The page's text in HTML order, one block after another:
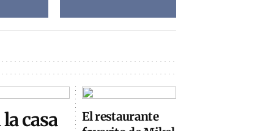
casa
El restaurante